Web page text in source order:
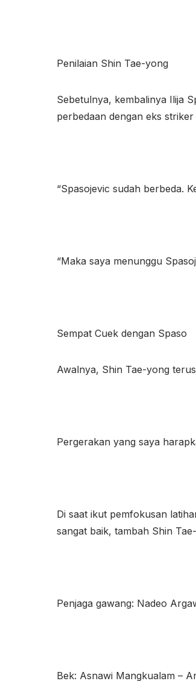
Penilaian Shin Tae-yong
Sebetulnya, kembalinya Ilija
perbedaan dengan eks
“Spasojevic sudah berbeda.
“Maka saya menunggu
Sempat Cuek dengan Spaso
Awalnya, Shin Tae-yong
Pergerakan yang saya
Di saat ikut pemfokusan
sangat baik, tambah Shin
Penjaga gawang: Nadeo
Bek: Asnawi Mangkualam –